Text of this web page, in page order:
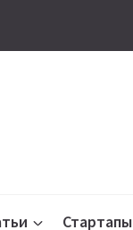
Стартапы